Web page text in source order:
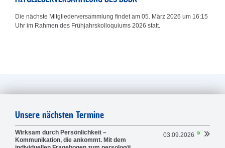
Die nächste Mitgliederversammlung findet am 05. März 2026 um 16:15
Uhr im Rahmen des Frühjahrskolloquiums 2026 statt.
Unsere nächsten Termine
Wirksam durch Persönlichkeit –
Kommunikation, die ankommt. Mit dem
03.09.2026